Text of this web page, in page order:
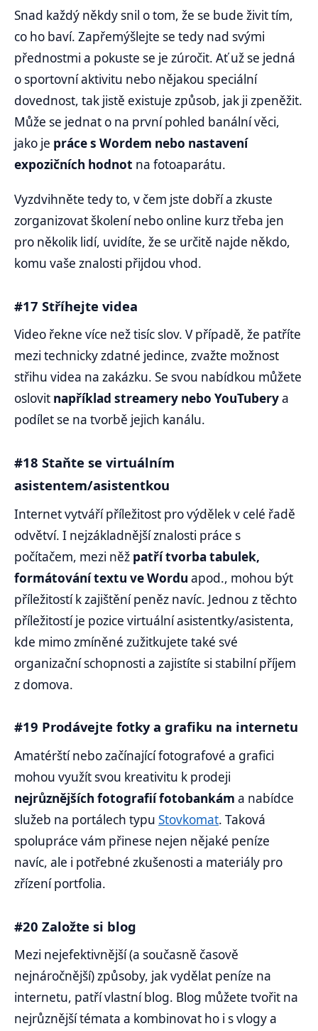
Snad každý někdy snil o tom, že se bude živit tím,
co ho baví. Zapřemýšlejte se tedy nad svými
přednostmi a pokuste se je zúročit. Ať už se jedná
o sportovní aktivitu nebo nějakou speciální
dovednost, tak jistě existuje způsob, jak ji zpeněžit.
Může se jednat o na první pohled banální věci,
jako je práce s Wordem nebo nastavení
expozičních hodnot na fotoaparátu.
Vyzdvihněte tedy to, v čem jste dobří a zkuste
zorganizovat školení nebo online kurz třeba jen
pro několik lidí, uvidíte, že se určitě najde někdo,
komu vaše znalosti přijdou vhod.
#17 Stříhejte videa
Video řekne více než tisíc slov. V případě, že patříte
mezi technicky zdatné jedince, zvažte možnost
střihu videa na zakázku. Se svou nabídkou můžete
oslovit například streamery nebo YouTuberya
podílet se na tvorbě jejich kanálu.
#18 Staňte se virtuálním
asistentem/asistentkou
Internet vytváří příležitost pro výdělek v celé řadě
odvětví. I nejzákladnější znalosti práce s
počítačem, mezi něž patří tvorba tabulek,
formátování textu ve Wordu apod., mohou být
příležitostí k zajištění peněz navíc. Jednou z těchto
příležitostí je pozice virtuální asistentky/asistenta,
kde mimo zmíněné zužitkujete také své
organizační schopnosti a zajistíte si stabilní příjem
z domova.
#19 Prodávejte fotky a grafiku na internetu
Amatérští nebo začínající fotografové a grafici
mohou využít svou kreativitu k prodeji
nejrůznějších fotografií fotobankám a nabídce
služeb na portálech typu Stovkomat. Taková
spolupráce vám přinese nejen nějaké peníze
navíc, ale i potřebné zkušenosti a materiály pro
zřízení portfolia.
#20 Založte si blog
Mezi nejefektivnější (a současně časově
nejnáročnější) způsoby, jak vydělat peníze na
internetu, patří vlastní blog. Blog můžete tvořit na
nejrůznější témata a kombinovat ho i s vlogy a